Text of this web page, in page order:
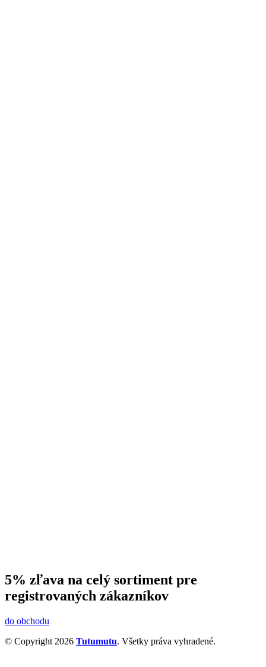
5% zľava na celý sortiment pre
registrovaných zákazníkov
do obchodu
© Copyright 2026 Tutumutu. Všetky práva vyhradené.